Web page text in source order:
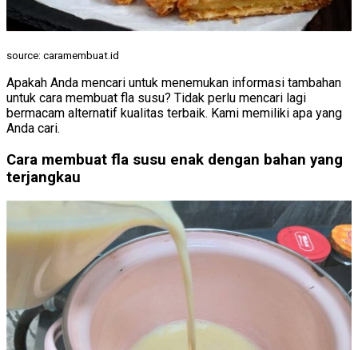
source: caramembuat.id
Apakah Anda mencari untuk menemukan informasi tambahan
untuk cara membuat fla susu? Tidak perlu mencari lagi
bermacam alternatif kualitas terbaik. Kami memiliki apa yang
Anda cari.
Cara membuat fla susu enak dengan bahan yang
terjangkau